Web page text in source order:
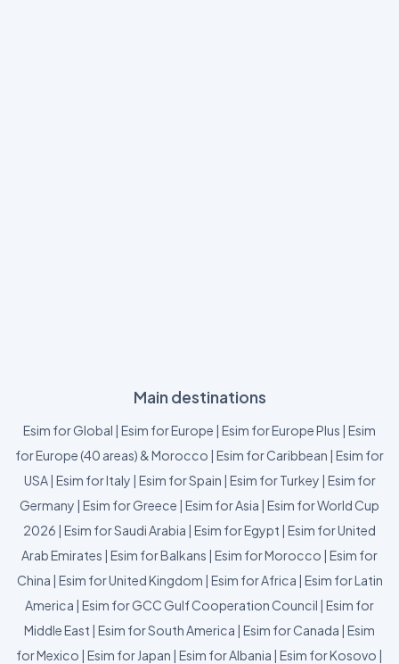
Main destinations
Esim for Global | Esim for Europe | Esim for Europe Plus | Esim
for Europe (40 areas) & Morocco | Esim for Caribbean | Esim for
USA| Esim for Italy | Esim for Spain | Esim for Turkey | Esim for
Germany | Esim for Greece | Esim for Asia | Esim for World Cup
2026 | Esim for Saudi Arabia | Esim for Egypt | Esim for United
Arab Emirates | Esim for Balkans | Esim for Morocco | Esim for
China | Esim for United Kingdom | Esim for Africa | Esim for Latin
America | Esim for GCC Gulf Cooperation Council | Esim for
Middle East | Esim for South America | Esim for Canada | Esim
for Mexico | Esim for Japan | Esim for Albania | Esim for Kosovo |